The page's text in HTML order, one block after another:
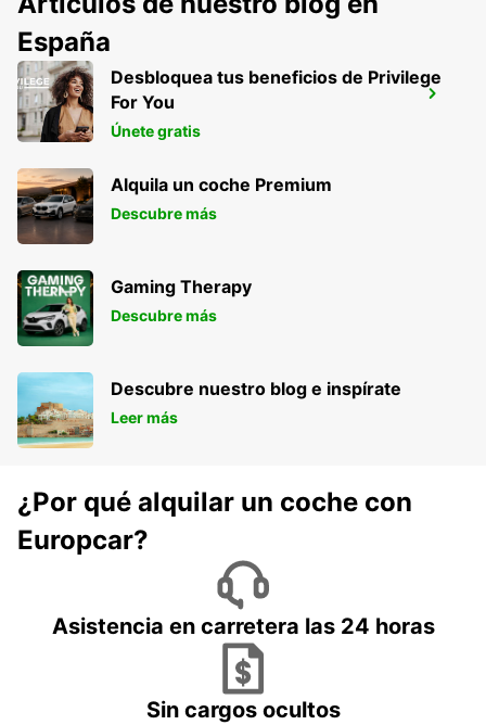
INTERLAKEN, HOTEL METROPOLE
INTERLAKEN - SWITZERLAND
España
Desbloquea tus beneficios de Privilege
For You
Únete gratis
Alquila un coche Premium
Descubre más
Gaming Therapy
Descubre más
Descubre nuestro blog e inspírate
Leer más
¿Por qué alquilar un coche con
Europcar?
Asistencia en carretera las 24 horas
Sin cargos ocultos